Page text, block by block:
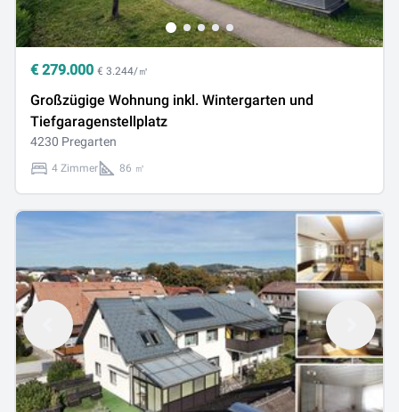
€ 279.000 € 3.244/㎡
Großzügige Wohnung inkl. Wintergarten und
Tiefgaragenstellplatz
4230 Pregarten
4 Zimmer 86 ㎡